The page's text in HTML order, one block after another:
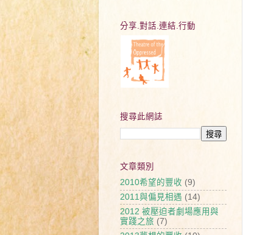
分享.對話.連結.行動
搜尋此網誌
文章類別
2010希望的豐收 (9)
2011與偏見相遇 (14)
2012 被壓迫者劇場應用與
實踐之旅 (7)